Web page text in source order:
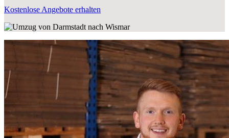
Kostenlose Angebote erhalten